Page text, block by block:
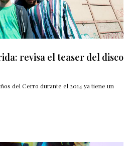
revisa el teaser del disco
del Cerro durante el 2014 ya tiene un